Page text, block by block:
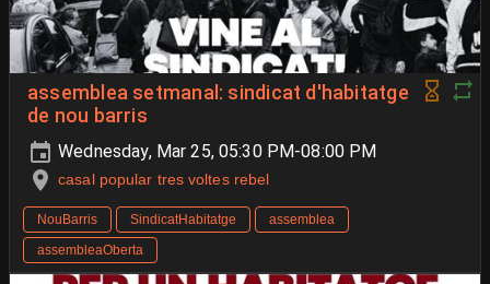
assemblea setmanal: sindicat d'habitatge
de nou barris
Wednesday, Mar 25, 05:30 PM-08:00 PM
casal popular tres voltes rebel
NouBarris SindicatHabitatge
assemblea
assembleaOberta